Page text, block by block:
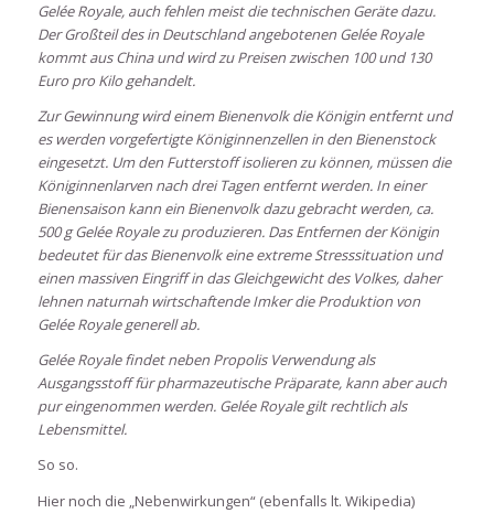
Gelée Royale, auch fehlen meist die technischen Geräte dazu.
Der Großteil des in Deutschland angebotenen Gelée Royale
kommt aus China und wird zu Preisen zwischen 100 und 130
Euro pro Kilo gehandelt.
Zur Gewinnung wird einem Bienenvolk die Königin entfernt und
es werden vorgefertigte Königinnenzellen in den Bienenstock
eingesetzt. Um den Futterstoff isolieren zu können, müssen die
Königinnenlarven nach drei Tagen entfernt werden. In einer
Bienensaison kann ein Bienenvolk dazu gebracht werden, ca.
500 g Gelée Royale zu produzieren. Das Entfernen der Königin
bedeutet für das Bienenvolk eine extreme Stresssituation und
einen massiven Eingriff in das Gleichgewicht des Volkes, daher
lehnen naturnah wirtschaftende Imker die Produktion von
Gelée Royale generell ab.
Gelée Royale findet neben Propolis Verwendung als
Ausgangsstoff für pharmazeutische Präparate, kann aber auch
pur eingenommen werden. Gelée Royale gilt rechtlich als
Lebensmittel.
So so.
Hier noch die „Nebenwirkungen“ (ebenfalls lt. Wikipedia)